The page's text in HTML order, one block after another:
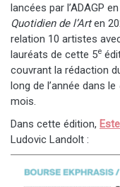
lancées par l’ADAGP
Quotidien de l’Arten
relation 10 artistes
lauréats de cette 5e
couvrant la rédaction
long de l’année dans le
mois.
Dans cette édition,
Ludovic Landolt :